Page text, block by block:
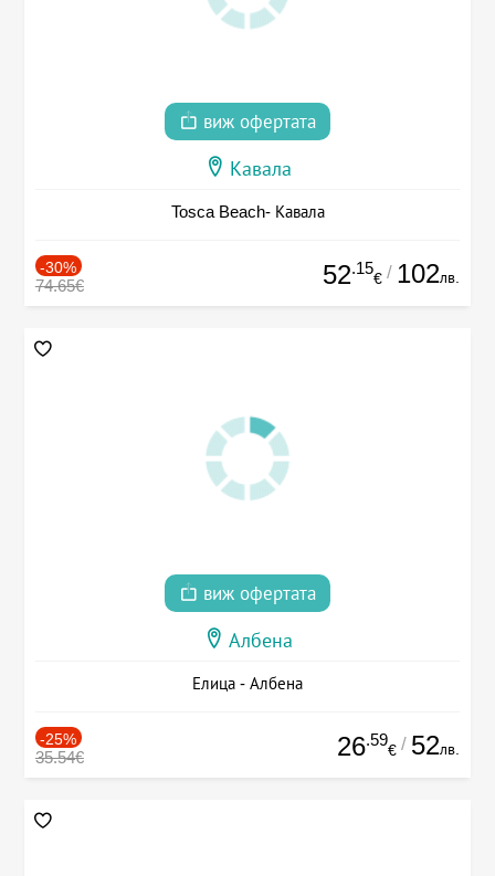
виж офертата
Кавала
Tosca Beach- Кавала
-30%
74.65€ 52.15
€ / 102лв.
виж офертата
Албена
Елица - Албена
-25%
35.54€ 26.59
€ / 52лв.